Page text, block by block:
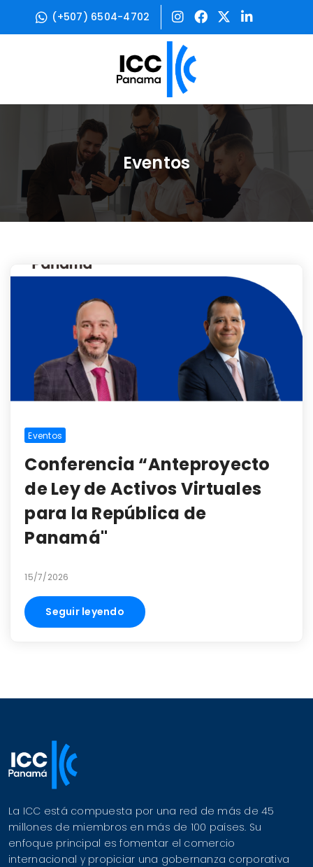
(+507) 6504-4702
Eventos
Eventos
Conferencia “Anteproyecto
de Ley de Activos Virtuales
para la República de
Panamá"
15/7/2026
Seguir leyendo
La ICC está compuesta por una red de más de 45
millones de miembros en más de 100 países. Su
enfoque principal es fomentar el comercio
internacional y propiciar una gobernanza corporativa